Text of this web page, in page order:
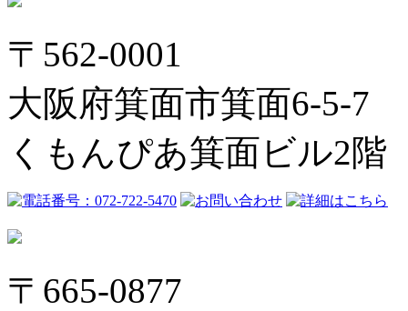
〒562-0001
大阪府箕面市箕面6-5-7
くもんぴあ箕面ビル2階
〒665-0877